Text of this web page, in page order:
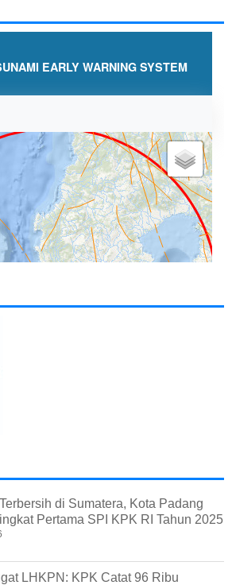
di Sumatera, Kota Padang
Pertama SPI KPK RI Tahun 2025
LHKPN: KPK Catat 96 Ribu